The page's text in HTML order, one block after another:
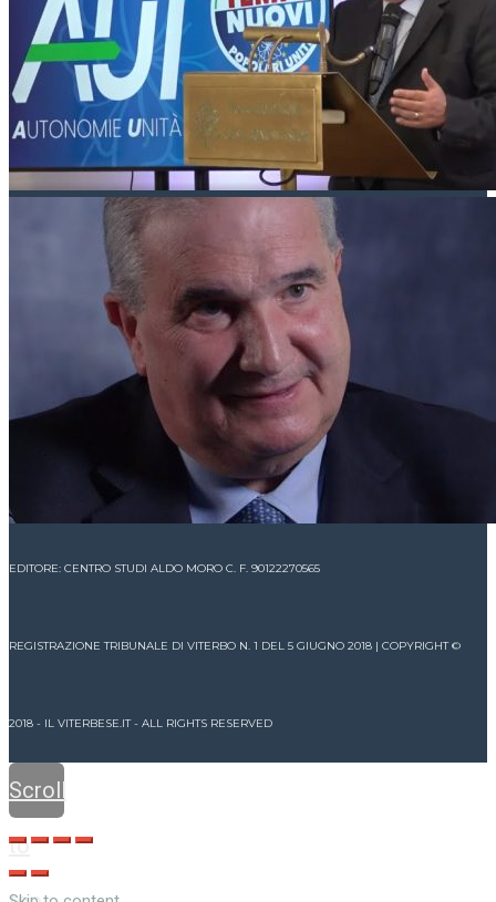
EDITORE: CENTRO STUDI ALDO MORO C. F. 90122270565
REGISTRAZIONE TRIBUNALE DI VITERBO N. 1 DEL 5 GIUGNO 2018 | COPYRIGHT ©
2018 - IL VITERBESE.IT - ALL RIGHTS RESERVED
Scroll
to